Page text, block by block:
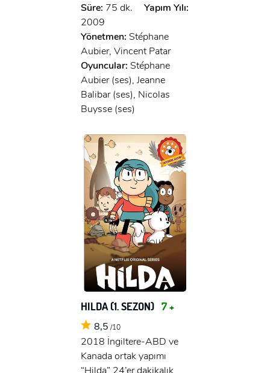
Süre: 75 dk.
Yapım Yılı:
2009
Yönetmen: Stéphane
Aubier, Vincent Patar
Oyuncular: Stéphane
Aubier (ses), Jeanne
Balibar (ses), Nicolas
Buysse (ses)
HILDA (1. SEZON) 7 +
8,5 /10
2018 İngiltere-ABD ve
Kanada ortak yapımı